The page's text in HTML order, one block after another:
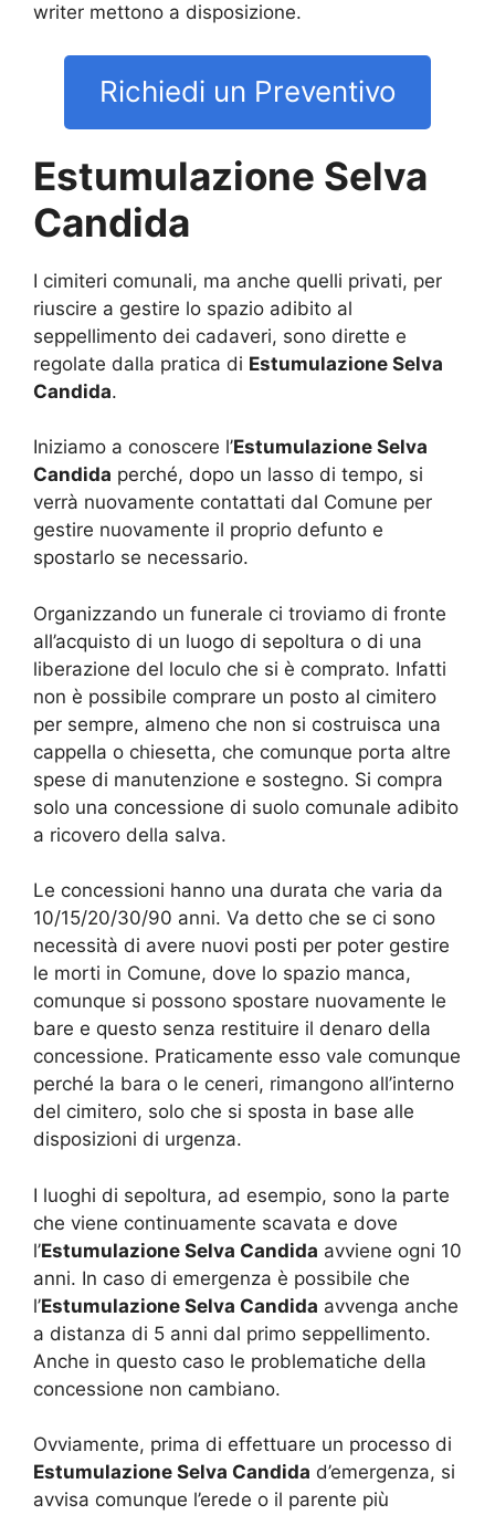
writer mettono a disposizione.
Richiedi un Preventivo
Estumulazione Selva
Candida
I cimiteri comunali, ma anche quelli privati, per
riuscire a gestire lo spazio adibito al
seppellimento dei cadaveri, sono dirette e
regolate dalla pratica di Estumulazione Selva
Candida.
Iniziamo a conoscere l’Estumulazione Selva
Candida perché, dopo un lasso di tempo, si
verrà nuovamente contattati dal Comune per
gestire nuovamente il proprio defunto e
spostarlo se necessario.
Organizzando un funerale ci troviamo di fronte
all’acquisto di un luogo di sepoltura o di una
liberazione del loculo che si è comprato. Infatti
non è possibile comprare un posto al cimitero
per sempre, almeno che non si costruisca una
cappella o chiesetta, che comunque porta altre
spese di manutenzione e sostegno. Si compra
solo una concessione di suolo comunale adibito
a ricovero della salva.
Le concessioni hanno una durata che varia da
10/15/20/30/90 anni. Va detto che se ci sono
necessità di avere nuovi posti per poter gestire
le morti in Comune, dove lo spazio manca,
comunque si possono spostare nuovamente le
bare e questo senza restituire il denaro della
concessione. Praticamente esso vale comunque
perché la bara o le ceneri, rimangono all’interno
del cimitero, solo che si sposta in base alle
disposizioni di urgenza.
I luoghi di sepoltura, ad esempio, sono la parte
che viene continuamente scavata e dove
l’Estumulazione Selva Candida avviene ogni 10
anni. In caso di emergenza è possibile che
l’Estumulazione Selva Candida avvenga anche
a distanza di 5 anni dal primo seppellimento.
Anche in questo caso le problematiche della
concessione non cambiano.
Ovviamente, prima di effettuare un processo di
Estumulazione Selva Candida d’emergenza, si
avvisa comunque l’erede o il parente più